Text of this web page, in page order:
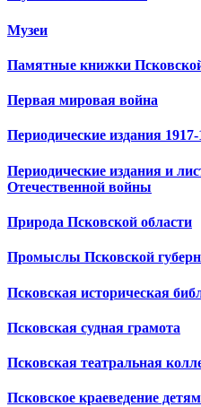
Музеи
Памятные книжки
Первая мировая война
Периодические издания 1917-
Периодические издания и
Отечественной войны
Природа Псковской области
Промыслы Псковской
Псковская историческая
Псковская судная грамота
Псковская театральная
Псковское краеведение детям